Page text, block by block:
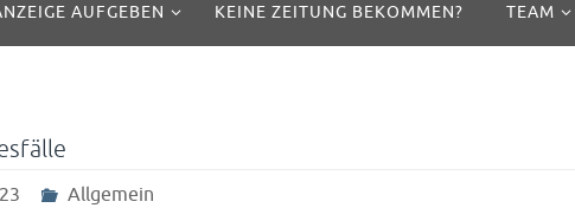
AUFGEBEN KEINE ZEITUNG BEKOMMEN? TEAM
Allgemein